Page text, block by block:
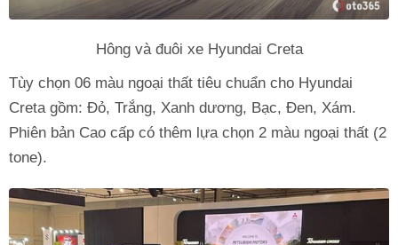
Hông và đuôi xe Hyundai Creta
Tùy chọn 06 màu ngoại thất tiêu chuẩn cho Hyundai
Creta gồm: Đỏ, Trắng, Xanh dương, Bạc, Đen, Xám.
Phiên bản Cao cấp có thêm lựa chọn 2 màu ngoại thất (2
tone).